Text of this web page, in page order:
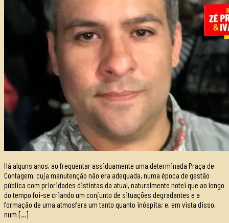
Há alguns anos, ao frequentar assiduamente uma determinada Praça de
Contagem, cuja manutenção não era adequada, numa época de gestão
pública com prioridades distintas da atual, naturalmente notei que ao longo
do tempo foi-se criando um conjunto de situações degradantes e a
formação de uma atmosfera um tanto quanto inóspita; e, em vista disso,
num […]